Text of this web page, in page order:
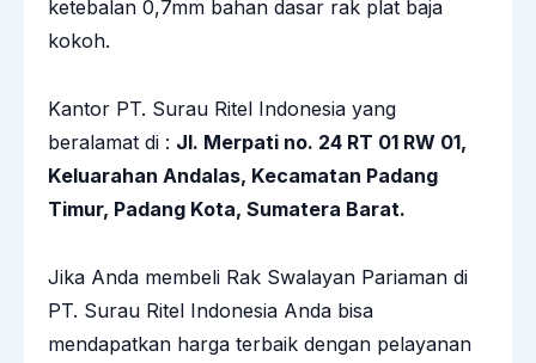
ketebalan 0,7mm bahan dasar rak plat baja
kokoh.
Kantor PT. Surau Ritel Indonesia yang
beralamat di : Jl. Merpati no. 24 RT 01 RW 01,
Keluarahan Andalas, Kecamatan Padang
Timur, Padang Kota, Sumatera Barat.
Jika Anda membeli Rak Swalayan Pariaman di
PT. Surau Ritel Indonesia Anda bisa
mendapatkan harga terbaik dengan pelayanan